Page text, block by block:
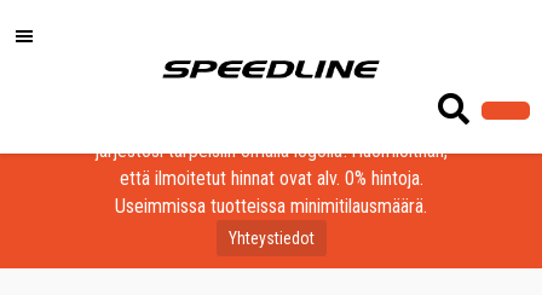
Löydä laadukkaat tuotteet yrityksesi, seurasi tai
järjestösi tarpeisiin omalla logolla! Huomioithan,
että ilmoitetut hinnat ovat alv. 0% hintoja.
Useimmissa tuotteissa minimitilausmäärä.
Yhteystiedot